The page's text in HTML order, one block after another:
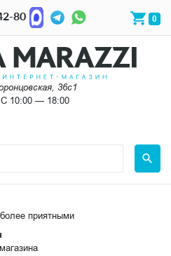
80 0
36с1
10:00 — 18:00
приятными